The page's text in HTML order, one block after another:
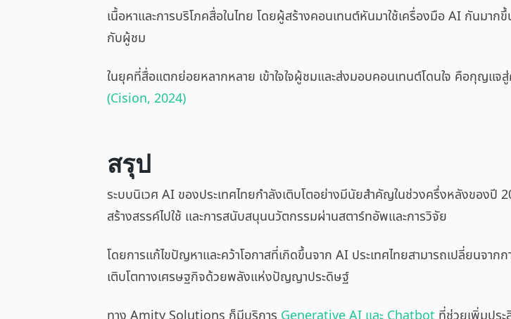
เนื้อหาและการบริโภคสื่อในไทย โดยผู้สร้างคอนเทนต์หันมาใช้เครื่องมือ AI กันมาก
กับผู้ชม
ในยุคที่สื่อแตกย่อยหลากหลาย เข้าใจใจผู้ชมและส่งมอบคอนเทนต์โดนใจ คือกุญแจ
(Cision, 2024)
สรุป
ระบบนิเวศ AI ของประเทศไทยกำลังเติบโตอย่างมีนัยสำคัญในช่วงครึ่งหลังของ
สร้างสรรค์ไปใช้ และการสนับสนุนนวัตกรรมผ่านสตาร์ทอัพและการวิจัย
โดยการแก้ไขปัญหาและคว้าโอกาสที่เกิดขึ้นจาก AI ประเทศไทยสามารถเปลี่ยนจา
เติบโตทางเศรษฐกิจด้วยพลังแห่งปัญญาประดิษฐ์